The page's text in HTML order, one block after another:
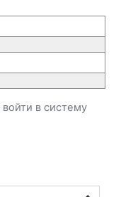
войти в систему